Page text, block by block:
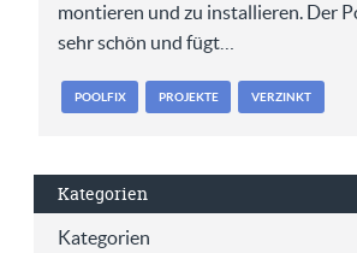
montieren und zu installieren. Der
sehr schön und fügt…
POOLFIX PROJEKTE VERZINKT
Kategorien
Kategorien